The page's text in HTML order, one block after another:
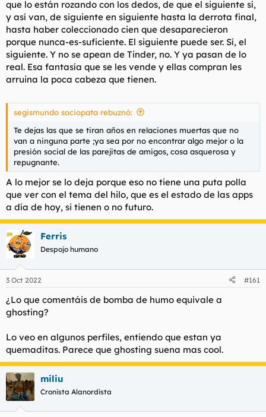
o no habían sentido el "feeling suficiente" o que si es cuestión
de "química" o mierdas de esas. O también estar
supuestamente muy quemadas y después de aguantar sapos y
culebras e incluso humillaciones con el guaperas de turno, con
el normalito a la primera de cambio que fallase o que hubiera
algo que no les encajaba, lo mandaban a tomar por culo.
Prefieren estar solas que probar con un tío que, aunque no
con él podrían tener una relación sana y ser felices o, al menos,
intentarlo. No, prefieren esperar a lo imposible en sus delirios
de fantasía, y si no ocurre, echarle la culpa al mundo y de lo
injusto que es con ellas.
que lo están rozando con los dedos, de que el siguiente sí,
y así van, de siguiente en siguiente hasta la derrota final,
hasta haber coleccionado cien que desaparecieron
porque nunca-es-suficiente. El siguiente puede ser. Sí, el
siguiente. Y no se apean de Tinder, no. Y ya pasan de lo
real. Esa fantasía que se les vende y ellas compran les
arruina la poca cabeza que tienen.
segismundo sociopata rebuznó:
Te dejas las que se tiran años en relaciones muertas que no
van a ninguna parte ;ya sea por no encontrar algo mejor o la
presión social de las parejitas de amigos, cosa asquerosa y
repugnante.
A lo mejor se lo deja porque eso no tiene una puta polla
que ver con el tema del hilo, que es el estado de las apps
a día de hoy, si tienen o no futuro.
Ferris
Despojo humano
3 Oct 2022 #161
¿Lo que comentáis de bomba de humo equivale a
ghosting?
Lo veo en algunos perfiles, entiendo que estan ya
quemaditas. Parece que ghosting suena mas cool.
miliu
Cronista Alanordista